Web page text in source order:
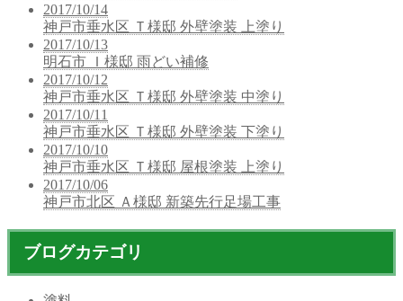
2017/10/14
神戸市垂水区 Ｔ様邸 外壁塗装 上塗り
2017/10/13
明石市 Ｉ様邸 雨どい補修
2017/10/12
神戸市垂水区 Ｔ様邸 外壁塗装 中塗り
2017/10/11
神戸市垂水区 Ｔ様邸 外壁塗装 下塗り
2017/10/10
神戸市垂水区 Ｔ様邸 屋根塗装 上塗り
2017/10/06
神戸市北区 Ａ様邸 新築先行足場工事
ブログカテゴリ